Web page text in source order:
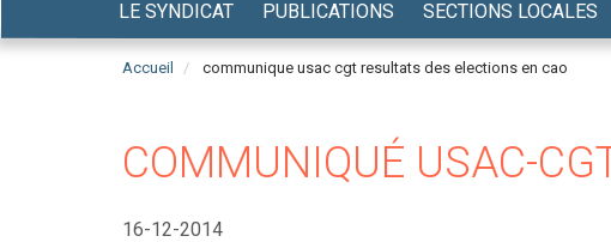
LE SYNDICAT PUBLICATIONS SECTIONS LOCALES
Accueil communique usac cgt resultats des elections en cao
COMMUNIQUÉ USAC-
16-12-2014